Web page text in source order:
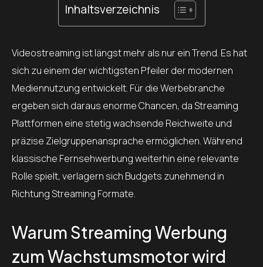
Inhaltsverzeichnis
Videostreaming ist längst mehr als nur ein Trend. Es hat
sich zu einem der wichtigsten Pfeiler der modernen
Mediennutzung entwickelt. Für die Werbebranche
ergeben sich daraus enorme Chancen, da Streaming
Plattformen eine stetig wachsende Reichweite und
präzise Zielgruppenansprache ermöglichen. Während
klassische Fernsehwerbung weiterhin eine relevante
Rolle spielt, verlagern sich Budgets zunehmend in
Richtung Streaming Formate.
Warum Streaming Werbung
zum Wachstumsmotor wird